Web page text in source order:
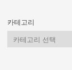
카테고리
카
테